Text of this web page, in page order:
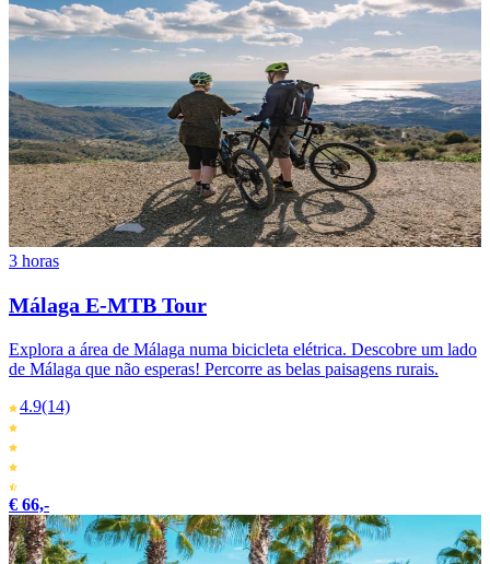
3 horas
Málaga E-MTB Tour
Explora a área de Málaga numa bicicleta elétrica. Descobre um lado
de Málaga que não esperas! Percorre as belas paisagens rurais.
4.9(14)
€ 66,-